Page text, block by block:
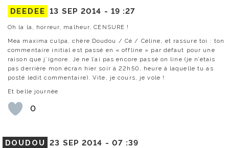
DEEDEE 13 SEP 2014 - 19 :27
Oh la la, horreur, malheur, CENSURE !
Mea maxima culpa, chère Doudou / Cé / Céline, et rassure toi : ton
commentaire initial est passé en « offline » par défaut pour une
raison que j’ignore. Je ne l’ai pas encore passé on line (je n’étais
pas derrière mon écran hier soir à 22h50, heure à laquelle tu as
posté ledit commentaire). Vite, je cours, je vole !
Et belle journée
0
DOUDOU 23 SEP 2014 - 07 :39